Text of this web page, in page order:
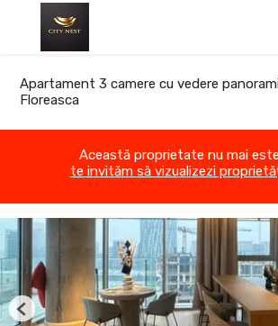
Apartament 3 camere cu vedere
Floreasca
Această proprietate nu mai
te invităm să vizualizezi
Previous